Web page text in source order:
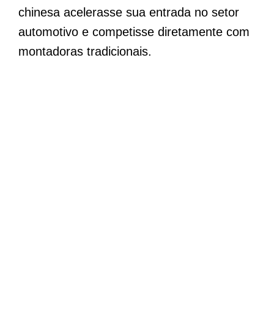
chinesa acelerasse sua entrada no setor
automotivo e competisse diretamente com
montadoras tradicionais.